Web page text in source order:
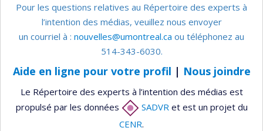
Pour les questions relatives au Répertoire des experts à
l’intention des médias, veuillez nous envoyer
un courriel à : nouvelles@umontreal.ca ou téléphonez au
514-343-6030.
Aide en ligne pour votre profil | Nous joindre
Le Répertoire des experts à l’intention des médias est
propulsé par les données
SADVR et est un projet du
CENR.